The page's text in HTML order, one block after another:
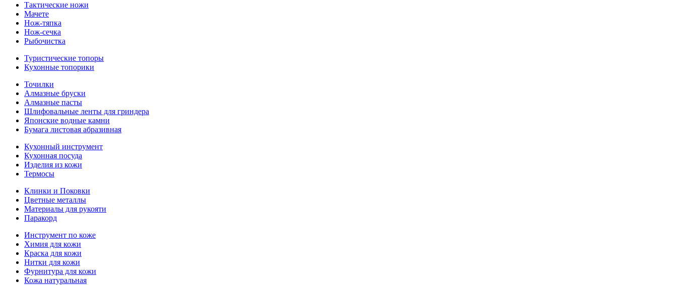
Тактические ножи
Мачете
Нож-тяпка
Нож-сечка
Рыбочистка
Туристические топоры
Кухонные топорики
Точилки
Алмазные бруски
Алмазные пасты
Шлифовальные ленты для гриндера
Японские водные камни
Бумага листовая абразивная
Кухонный инструмент
Кухонная посуда
Изделия из кожи
Термосы
Клинки и Поковки
Цветные металлы
Материалы для рукояти
Паракорд
Инструмент по коже
Химия для кожи
Краска для кожи
Нитки для кожи
Фурнитура для кожи
Кожа натуральная